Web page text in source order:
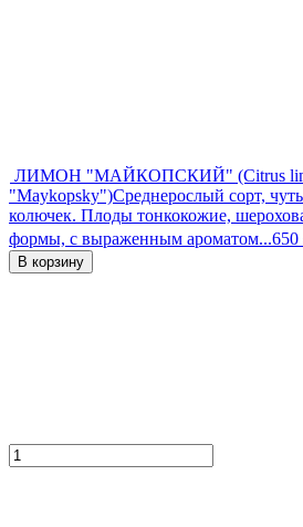
ЛИМОН "МАЙКОПСКИЙ" (Citrus
"Maykopsky")Среднерослый сорт,
колючек. Плоды тонкокожие,
формы, с выраженным ароматом...650
В корзину